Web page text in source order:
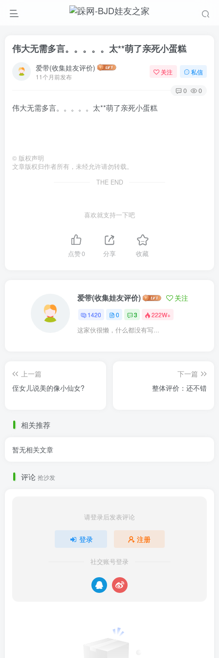
伟大无需多言。。。。。太**萌了亲死小蛋糕
爱带(收集娃友评价)
11个月前发布
关注 私信
0 0
伟大无需多言。。。。。太**萌了亲死小蛋糕
© 版权声明
文章版权归作者所有，未经允许请勿转载。
THE END
喜欢就支持一下吧
点赞0 分享 收藏
爱带(收集娃友评价) 关注
1420 0 3 222W+
这家伙很懒，什么都没有写...
上一篇
侄女儿说美的像小仙女?
下一篇
整体评价：还不错
相关推荐
暂无相关文章
评论 抢沙发
请登录后发表评论
登录 注册
社交账号登录